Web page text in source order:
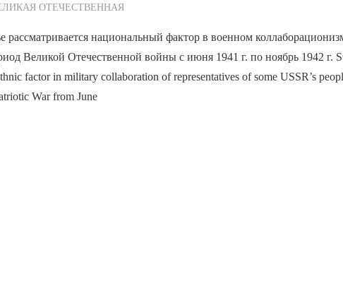
по Редакции
ОТЕЧЕСТВЕННАЯ
рассматривается национальный фактор в военном
Великой Отечественной войны с июня 1941 г. по ноябрь 1942 г.
factor in military collaboration of representatives of some USSR’s
War from June